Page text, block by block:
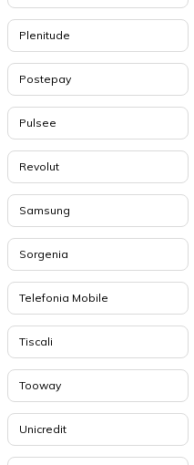
Plenitude
Postepay
Pulsee
Revolut
Samsung
Sorgenia
Telefonia Mobile
Tiscali
Tooway
Unicredit